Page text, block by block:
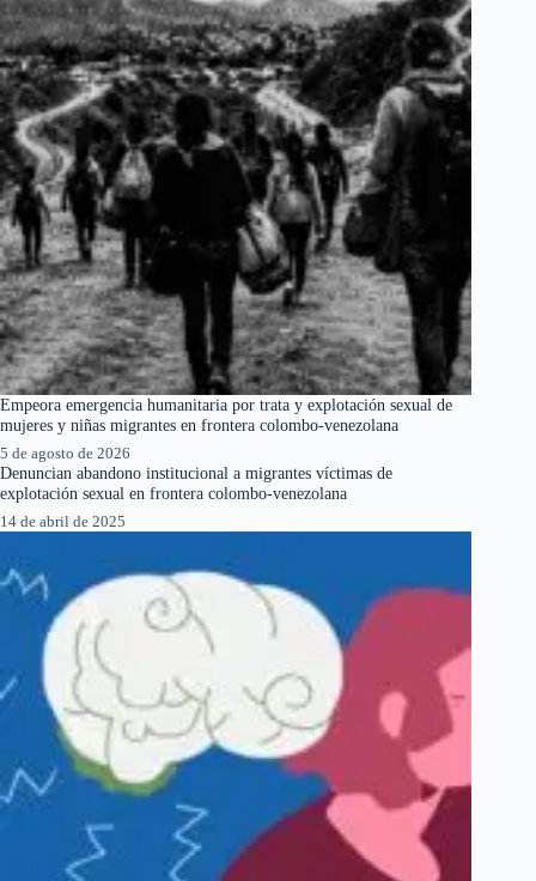
Empeora emergencia humanitaria por trata y explotación sexual de
mujeres y niñas migrantes en frontera colombo-venezolana
5 de agosto de 2026
Denuncian abandono institucional a migrantes víctimas de
explotación sexual en frontera colombo-venezolana
14 de abril de 2025